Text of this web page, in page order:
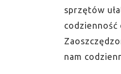
sprzętów
codzienność
nam